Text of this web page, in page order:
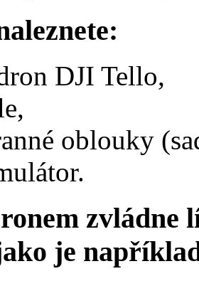
DJI Tello,
oblouky
zvládne
je